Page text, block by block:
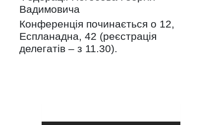
Вадимовича
Конференція починається о 12,
Еспланадна, 42 (реєстрація
делегатів – з 11.30).